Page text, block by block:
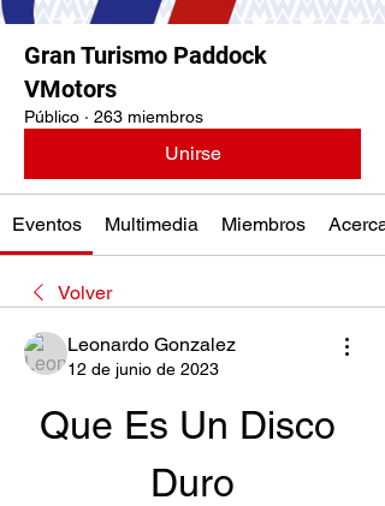
Gran Turismo Paddock
VMotors
Público · 263 miembros
Unirse
Eventos Multimedia Miembros Acerca
Volver
Leonardo Gonzalez
12 de junio de 2023
Que Es Un Disco
Duro